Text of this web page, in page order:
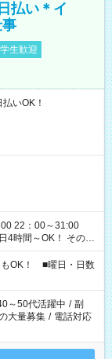
払い＊イ
生歓迎
いOK！
22：00～31:00
～OK！ その他
さい！
OK！ ■曜日・日数
～50代活躍中 / 副
大量募集 / 電話対応